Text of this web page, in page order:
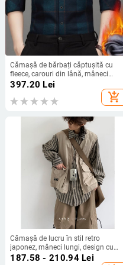
Cămașă de bărbați căptușită cu
fleece, carouri din lână, mâneci
lungi, caldă, stil business casual.
397.20 Lei
add_shopping_cart
Cămașă de lucru în stil retro
japonez, mâneci lungi, design cu
aspect dublu iluzoriu, croială lejeră,
187.58 - 210.94Lei